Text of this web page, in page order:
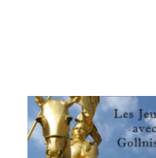
Les jeunes